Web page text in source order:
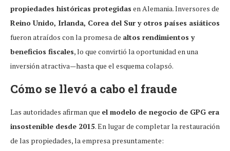
propiedades históricas protegidas en Alemania. Inversores de
Reino Unido, Irlanda, Corea del Sur y otros países asiáticos
fueron atraídos con la promesa de altos rendimientos y
beneficios fiscales, lo que convirtió la oportunidad en una
inversión atractiva—hasta que el esquema colapsó.
Cómo se llevó a cabo el fraude
Las autoridades afirman que el modelo de negocio de GPG era
insostenible desde 2015. En lugar de completar la restauración
de las propiedades, la empresa presuntamente: